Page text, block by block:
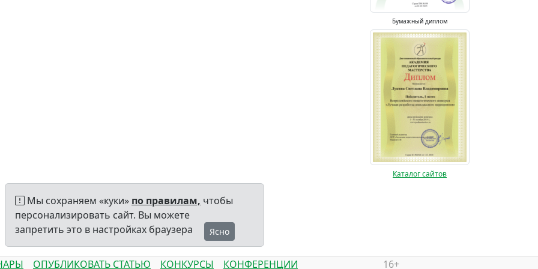
Бумажный диплом
Каталог сайтов
Мы сохраняем «куки» по правилам, чтобы
персонализировать сайт. Вы можете
запретить это в настройках браузера
Ясно
ОПУБЛИКОВАТЬ СТАТЬЮ КОНКУРСЫ КОНФЕРЕНЦИИ 16+